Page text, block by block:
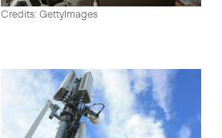
Credits: GettyImages